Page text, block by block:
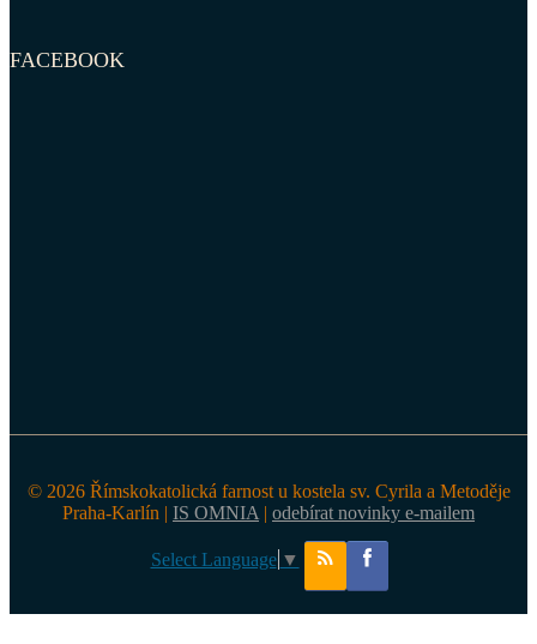
FACEBOOK
© 2026 Římskokatolická farnost u kostela sv. Cyrila a Metoděje
Praha-Karlín | IS OMNIA | odebírat novinky e-mailem
Select Language ▼